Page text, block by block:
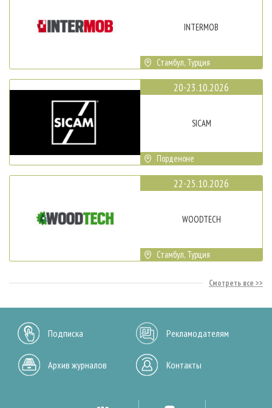
INTERMOB
Стамбул, Турция
20-23.10.2026
SICAM
Порденоне
22-25.10.2026
WOODTECH
Стамбул, Турция
Смотреть все
Подписка Рекламодателям
Архив журналов Контакты